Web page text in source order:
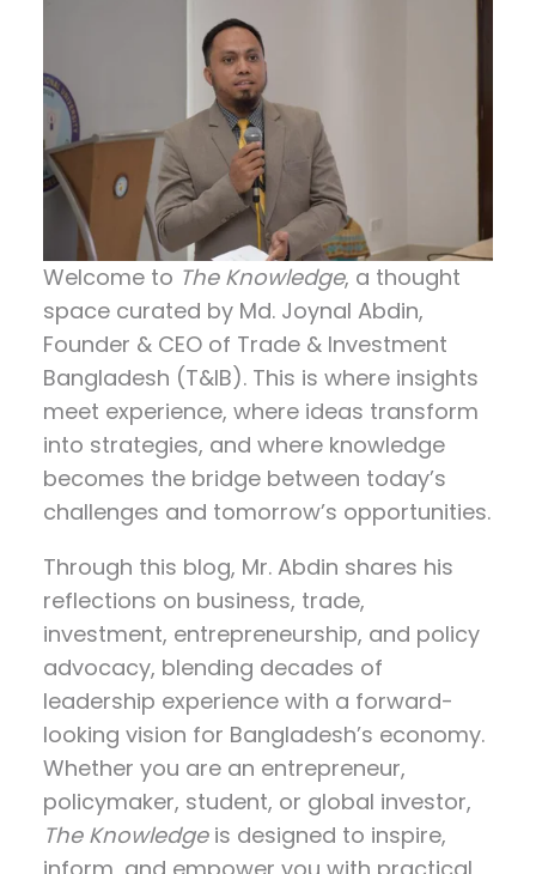
Welcome to The Knowledge, a thought
space curated by Md. Joynal Abdin,
Founder & CEO of Trade & Investment
Bangladesh (T&IB). This is where insights
meet experience, where ideas transform
into strategies, and where knowledge
becomes the bridge between today’s
challenges and tomorrow’s opportunities.
Through this blog, Mr. Abdin shares his
reflections on business, trade,
investment, entrepreneurship, and policy
advocacy, blending decades of
leadership experience with a forward-
looking vision for Bangladesh’s economy.
Whether you are an entrepreneur,
policymaker, student, or global investor,
The Knowledgeis designed to inspire,